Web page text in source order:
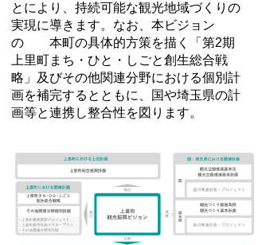
とにより、持続可能な観光地域づくりの
実現に導きます。なお、本ビジョン
の 本町の具体的方策を描く「第2期
上里町まち・ひと・しごと創生総合戦
略」及びその他関連分野における個別計
画を補完するとともに、国や埼玉県の計
画等と連携し整合性を図ります。